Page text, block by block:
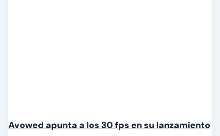
Avowed apunta a los 30 fps en su lanzamiento